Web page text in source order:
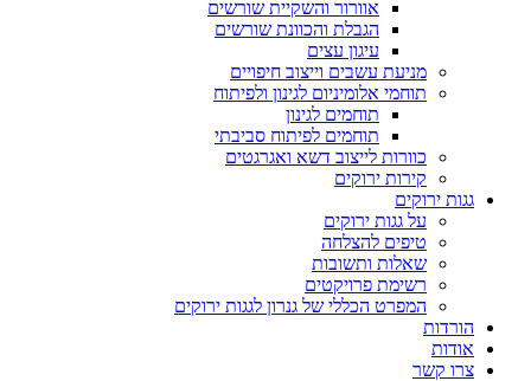
אוורור והשקיית שורשים
הגבלת והכוונת שורשים
עיגון עצים
מניעת עשבים וייצוב חיפויים
תוחמי אלומיניום לגינון ולפיתוח
תוחמים לגינון
תוחמים לפיתוח סביבתי
כוורות לייצוב דשא ואגרגטים
קירות ירוקים
גגות ירוקים
על גגות ירוקים
טיפים להצלחה
שאלות ותשובות
רשימת פרויקטים
המפרט הכללי של גנרון לגגות ירוקים
הורדות
אודות
צרו קשר